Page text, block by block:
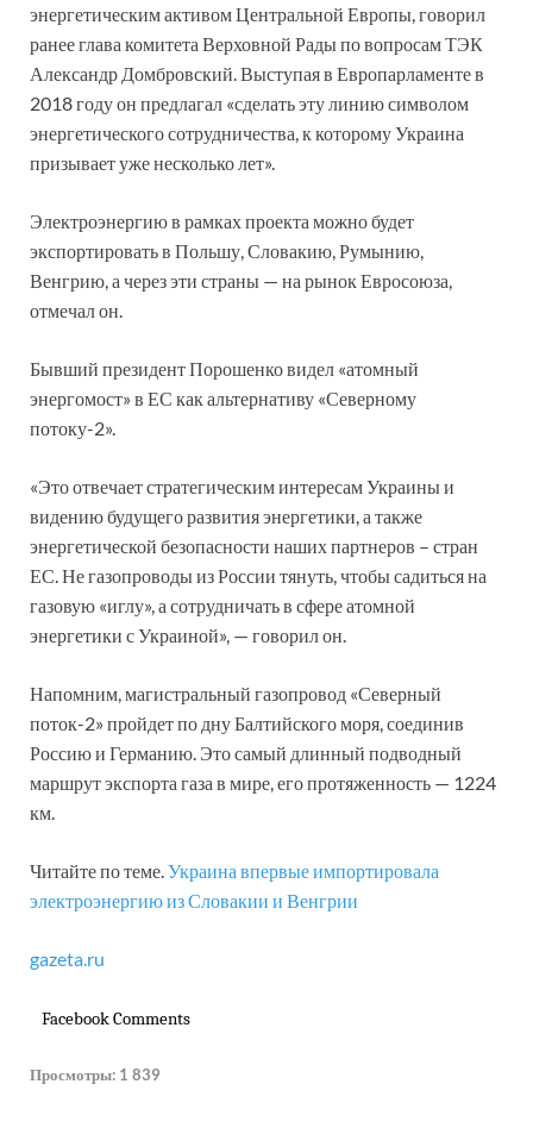
энергетическим активом Центральной Европы, говорил
ранее глава комитета Верховной Рады по вопросам ТЭК
Александр Домбровский. Выступая в Европарламенте в
2018 году он предлагал «сделать эту линию символом
энергетического сотрудничества, к которому Украина
призывает уже несколько лет».
Электроэнергию в рамках проекта можно будет
экспортировать в Польшу, Словакию, Румынию,
Венгрию, а через эти страны — на рынок Евросоюза,
отмечал он.
Бывший президент Порошенко видел «атомный
энергомост» в ЕС как альтернативу «Северному
потоку-2».
«Это отвечает стратегическим интересам Украины и
видению будущего развития энергетики, а также
энергетической безопасности наших партнеров – стран
ЕС. Не газопроводы из России тянуть, чтобы садиться на
газовую «иглу», а сотрудничать в сфере атомной
энергетики с Украиной», — говорил он.
Напомним, магистральный газопровод «Северный
поток-2» пройдет по дну Балтийского моря, соединив
Россию и Германию. Это самый длинный подводный
маршрут экспорта газа в мире, его протяженность — 1224
км.
Читайте по теме.Украина впервые импортировала
электроэнергию из Словакии и Венгрии
gazeta.ru
Facebook Comments
Просмотры: 1 839